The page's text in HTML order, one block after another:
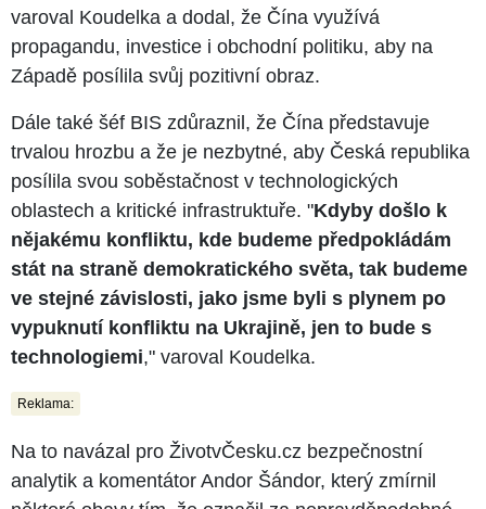
varoval Koudelka a dodal, že Čína využívá
propagandu, investice i obchodní politiku, aby na
Západě posílila svůj pozitivní obraz.
Dále také šéf BIS zdůraznil, že Čína představuje
trvalou hrozbu a že je nezbytné, aby Česká republika
posílila svou soběstačnost v technologických
oblastech a kritické infrastruktuře. "Kdyby došlo k
nějakému konfliktu, kde budeme předpokládám
stát na straně demokratického světa, tak budeme
ve stejné závislosti, jako jsme byli s plynem po
vypuknutí konfliktu na Ukrajině, jen to bude s
technologiemi," varoval Koudelka.
Reklama:
Na to navázal pro ŽivotvČesku.cz bezpečnostní
analytik a komentátor Andor Šándor, který zmírnil